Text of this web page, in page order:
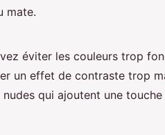
mate.
éviter les couleurs trop
un effet de contraste trop
qui ajoutent une